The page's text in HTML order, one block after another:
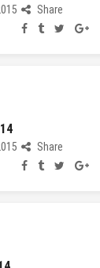
Share
Share